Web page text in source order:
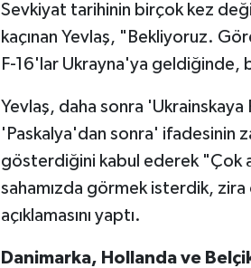
Sevkiyat tarihinin birçok kez
kaçınan Yevlaş, "Bekliyoruz.
F-16'lar Ukrayna'ya geldiğinde,
Yevlaş, daha sonra
'Paskalya'dan sonra' ifadesinin
gösterdiğini kabul ederek "Çok
sahamızda görmek isterdik, zira
açıklamasını yaptı.
Danimarka, Hollanda ve